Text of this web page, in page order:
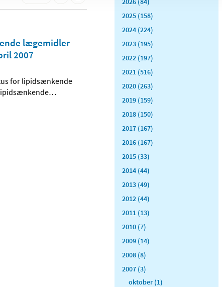
lægemidler
2007
for lipidsænkende
…
2025 (158)
2024 (224)
2023 (195)
2022 (197)
2021 (516)
2020 (263)
2019 (159)
2018 (150)
2017 (167)
2016 (167)
2015 (33)
2014 (44)
2013 (49)
2012 (44)
2011 (13)
2010 (7)
2009 (14)
2008 (8)
2007 (3)
oktober (1)